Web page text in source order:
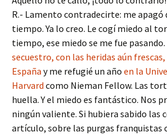
R.- Lamento contradecirte: me apagó
tiempo. Ya lo creo. Le cogí miedo al
tiempo, ese miedo se me fue pasando.
secuestro, con las heridas aún
España y me refugié un año en la
Harvard como Nieman Fellow. Las
huella. Y el miedo es fantástico. Nos
ningún valiente. Si hubiera sabido las
artículo, sobre las purgas franquistas